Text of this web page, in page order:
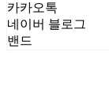
카카오톡
네이버 블로그
밴드